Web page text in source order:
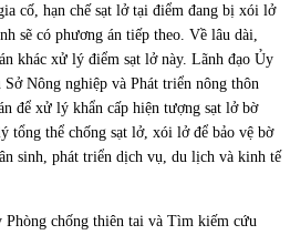
cố, hạn chế sạt lở tại điểm đang bị xói lở
sẽ có phương án tiếp theo. Về lâu dài,
khác xử lý điểm sạt lở này. Lãnh đạo Ủy
Sở Nông nghiệp và Phát triển nông thôn
để xử lý khẩn cấp hiện tượng sạt lở bờ
tổng thể chống sạt lở, xói lở để bảo vệ bờ
sinh, phát triển dịch vụ, du lịch và kinh tế
Phòng chống thiên tai và Tìm kiếm cứu